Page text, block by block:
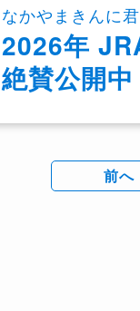
なかやまきんに
2026年
絶賛公開中
前へ